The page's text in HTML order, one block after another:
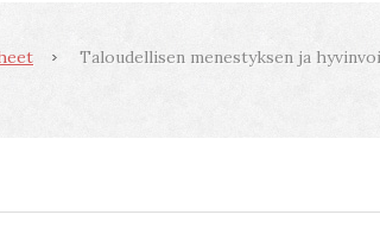
Taloudellisen menestyksen ja